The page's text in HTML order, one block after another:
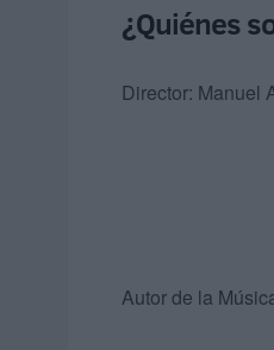
¿Quiénes
Director: Manuel
Autor de la